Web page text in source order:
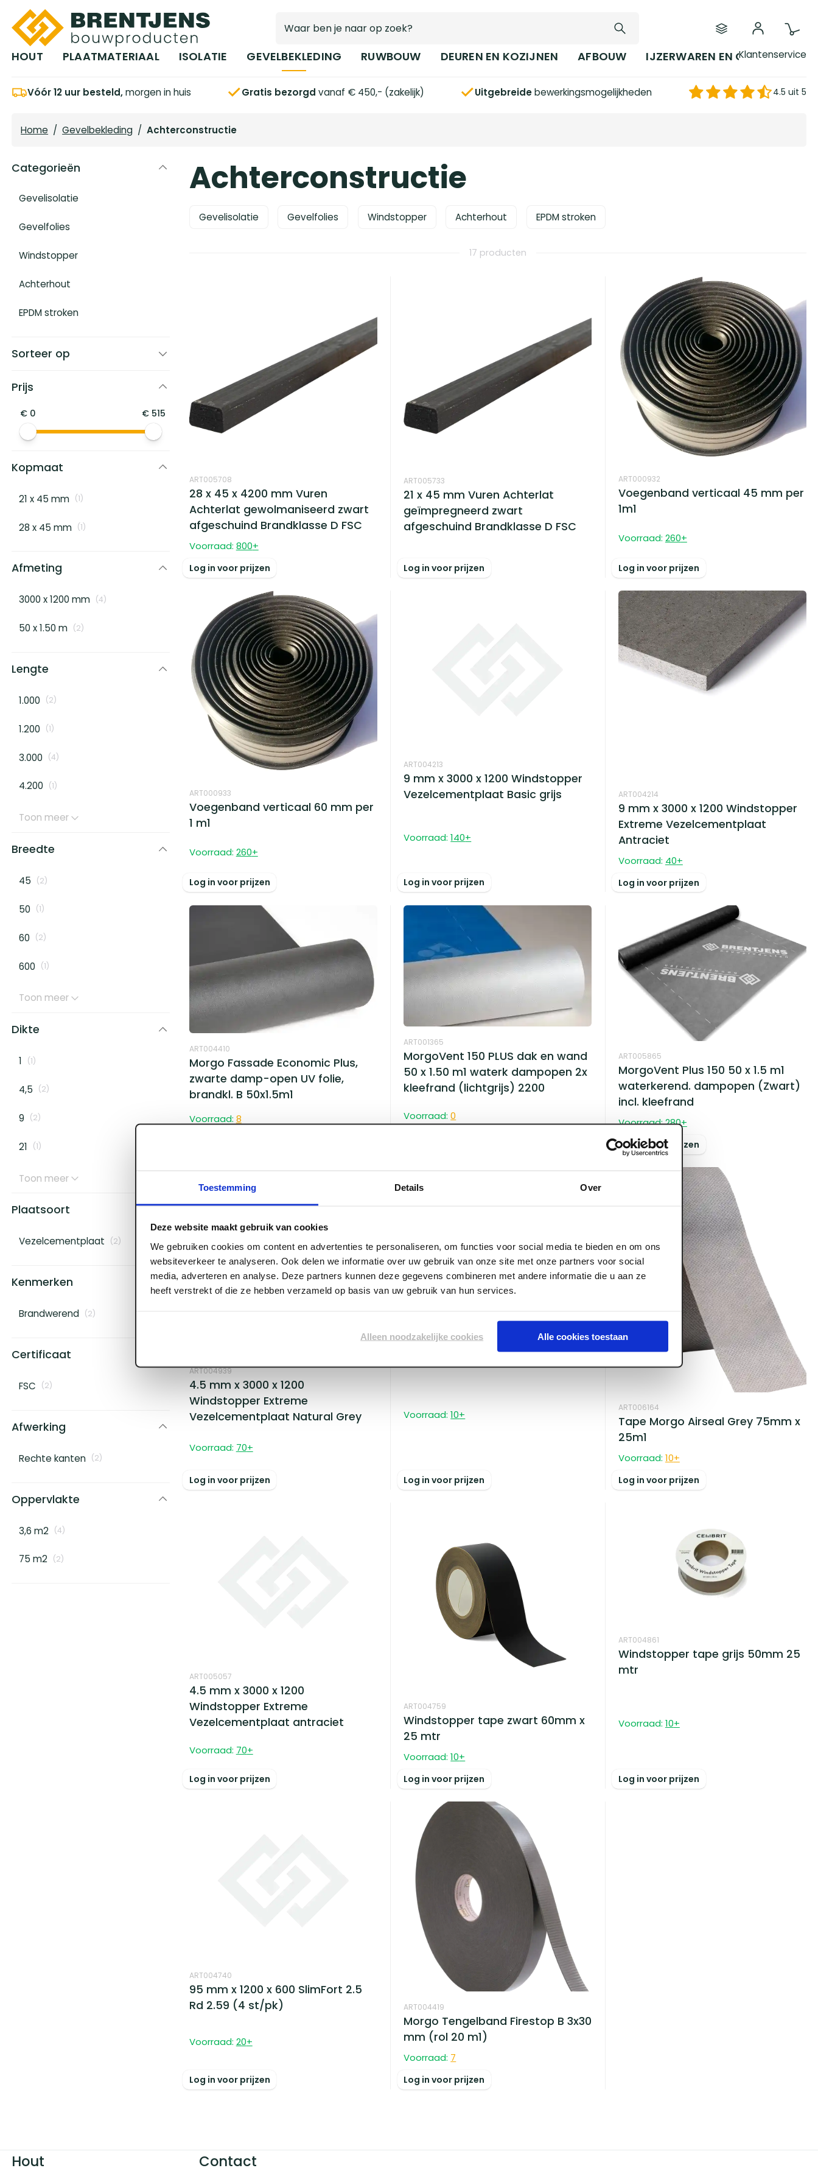
Toestemming Details Over
Deze website maakt gebruik van cookies
We gebruiken cookies om content en advertenties te personaliseren, om functies voor social media te bieden en om ons
websiteverkeer te analyseren. Ook delen we informatie over uw gebruik van onze site met onze partners voor social
media, adverteren en analyse. Deze partners kunnen deze gegevens combineren met andere informatie die u aan ze
heeft verstrekt of die ze hebben verzameld op basis van uw gebruik van hun services.
Alleen noodzakelijke cookies Alle cookies toestaan
Ga naar hoofdinhoud
HOUT PLAATMATERIAAL ISOLATIE GEVELBEKLEDING RUWBOUW DEUREN EN KOZIJNEN AFBOUW IJZERWAREN EN GEREEDSCHAP
Klantenservice
Vóór 12 uur besteld,morgen in huis Gratis bezorgd vanaf € 450,- (zakelijk) Uitgebreidebewerkingsmogelijkheden 4.5 uit 5
Home / Gevelbekleding / Achterconstructie
Achterconstructie
Gevelisolatie Gevelfolies Windstopper Achterhout EPDM stroken
17 producten
ART005708
28 x 45 x 4200 mm Vuren
Achterlat gewolmaniseerd zwart
afgeschuind Brandklasse D FSC
Voorraad: 800+
Log in voor prijzen
ART005733
21 x 45 mm Vuren Achterlat
geïmpregneerd zwart
afgeschuind Brandklasse D FSC
Log in voor prijzen
ART000932
Voegenband verticaal 45 mm per
1m1
Voorraad: 260+
Log in voor prijzen
ART000933
Voegenband verticaal 60 mm per
1 m1
Voorraad: 260+
Log in voor prijzen
ART004213
9 mm x 3000 x 1200 Windstopper
Vezelcementplaat Basic grijs
Voorraad: 140+
Log in voor prijzen
ART004214
9 mm x 3000 x 1200 Windstopper
Extreme Vezelcementplaat
Antraciet
Voorraad: 40+
Log in voor prijzen
ART004410
Morgo Fassade Economic Plus,
zwarte damp-open UV folie,
brandkl. B 50x1.5m1
Voorraad: 8
ART001365
MorgoVent 150 PLUS dak en wand
50 x 1.50 m1 waterk dampopen 2x
kleefrand (lichtgrijs) 2200
Voorraad: 0
ART005865
MorgoVent Plus 150 50 x 1.5 m1
waterkerend. dampopen (Zwart)
incl. kleefrand
Voorraad:280+
Log in voor prijzen
ART004939
4.5 mm x 3000 x 1200
Windstopper Extreme
Vezelcementplaat Natural Grey
Voorraad: 70+
Log in voor prijzen
MorgoVent 150 dak+wand
50x1,50m1 waterkerend,
dampopen (2623) blauw
Voorraad: 10+
Log in voor prijzen
ART006164
Tape Morgo Airseal Grey 75mm x
25m1
Voorraad: 10+
Log in voor prijzen
ART005057
4.5 mm x 3000 x 1200
Windstopper Extreme
Vezelcementplaat antraciet
Voorraad: 70+
Log in voor prijzen
ART004759
Windstopper tape zwart 60mm x
25 mtr
Voorraad: 10+
Log in voor prijzen
ART004861
Windstopper tape grijs 50mm 25
mtr
Voorraad: 10+
Log in voor prijzen
ART004740
95 mm x 1200 x 600 SlimFort 2.5
Rd 2.59 (4 st/pk)
Voorraad: 20+
Log in voor prijzen
ART004419
Morgo Tengelband Firestop B 3x30
mm (rol 20 m1)
Voorraad: 7
Log in voor prijzen
Categorieën
Gevelisolatie
Gevelfolies
Windstopper
Achterhout
EPDM stroken
Sorteer op
Prijs
€ 0 € 515
Kopmaat
21 x 45 mm (1)
28 x 45 mm (1)
Afmeting
3000 x 1200 mm (4)
50 x 1.50 m (2)
Lengte
1.000 (2)
1.200 (1)
3.000 (4)
4.200 (1)
Toon meer
Breedte
45 (2)
50 (1)
60 (2)
600 (1)
Toon meer
Dikte
1 (1)
4,5 (2)
9 (2)
21 (1)
Toon meer
Plaatsoort
Vezelcementplaat (2)
Kenmerken
Brandwerend (2)
Certificaat
FSC (2)
Afwerking
Rechte kanten (2)
Oppervlakte
3,6 m2 (4)
75 m2 (2)
Hout
Contact